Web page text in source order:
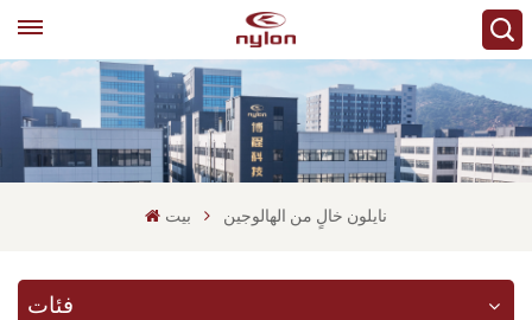
بيت نايلون خالٍ من الهالوجين
فئات